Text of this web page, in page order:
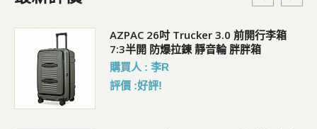
AZPAC 26吋 Trucker 3.0 前開行李箱
7:3半開 防爆拉鍊 靜音輪 胖胖箱
購買人 : 李R
評價 :好評!